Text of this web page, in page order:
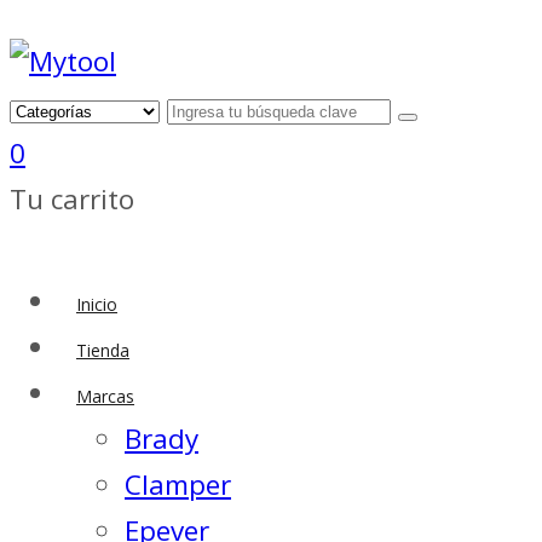
0
Tu carrito
Inicio
Tienda
Marcas
Brady
Clamper
Epever